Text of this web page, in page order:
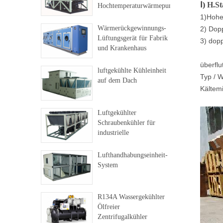
Ⅰ)
1)
2)
3)
Typ /
Hochtemperaturwärmepumpe
Wärmerückgewinnungs-
Lüftungsgerät für Fabrik
und Krankenhaus
luftgekühlte Kühleinheit
auf dem Dach
Luftgekühlter
Schraubenkühler für
industrielle
Lufthandhabungseinheit-
System
R134A Wassergekühlter
Ölfreier
Zentrifugalkühler